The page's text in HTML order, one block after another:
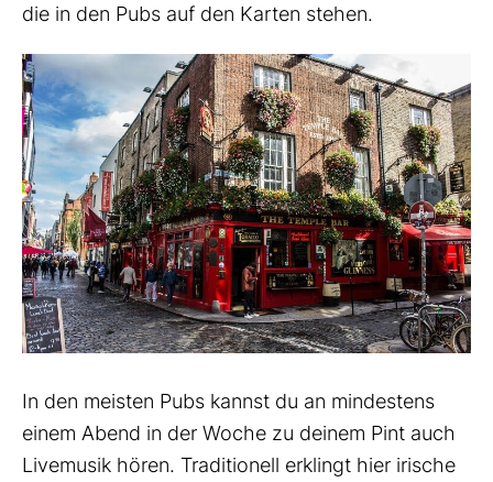
die in den Pubs auf den Karten stehen.
In den meisten Pubs kannst du an mindestens
einem Abend in der Woche zu deinem Pint auch
Livemusik hören. Traditionell erklingt hier irische